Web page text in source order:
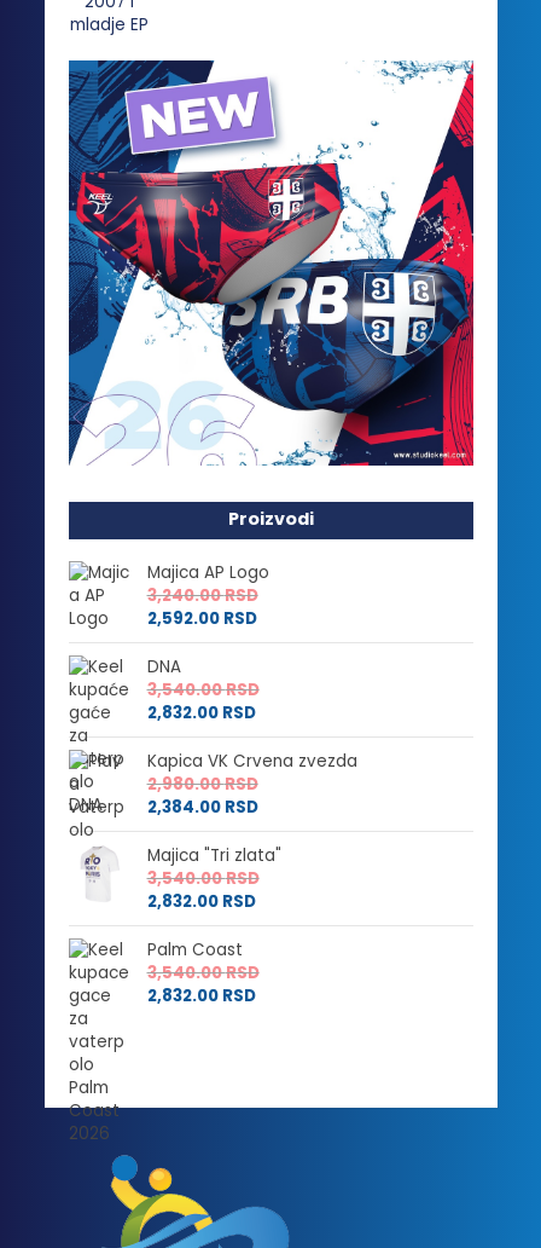
Proizvodi
Majica AP Logo
3,240.00RSD
2,592.00 RSD
DNA
3,540.00RSD
2,832.00 RSD
Kapica VK Crvena zvezda
2,980.00RSD
2,384.00 RSD
Majica "Tri zlata"
3,540.00RSD
2,832.00 RSD
Palm Coast
3,540.00RSD
2,832.00 RSD